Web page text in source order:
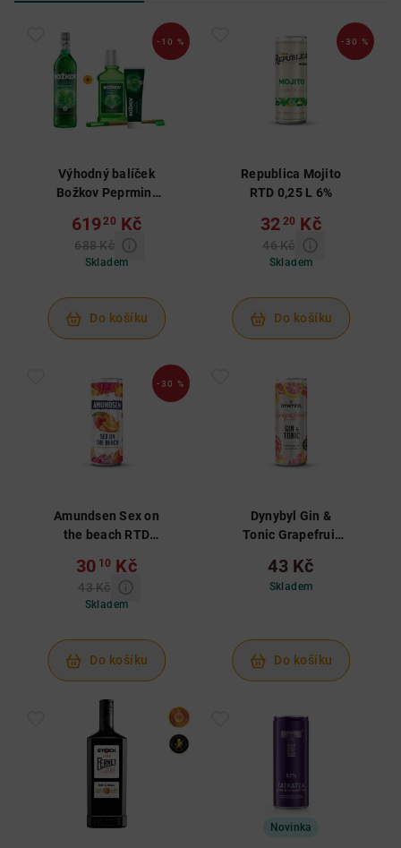
-10 %
Výhodný balíček
Božkov Peprmint
hygiena
61920 Kč
688 Kč
Skladem
Do košíku
-30 %
Republica Mojito
RTD 0,25 L 6%
32 20 Kč
46 Kč
Skladem
Do košíku
-30 %
Amundsen Sex on
the beach RTD
30 10 Kč
43 Kč
Skladem
Do košíku
Dynybyl Gin &
Tonic Grapefruit
43 Kč
Skladem
Do košíku
Novinka